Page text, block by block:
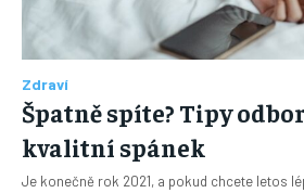
Zdraví
Špatně spíte? Tipy
kvalitní spánek
Je konečně rok 2021, a pokud chcete letos